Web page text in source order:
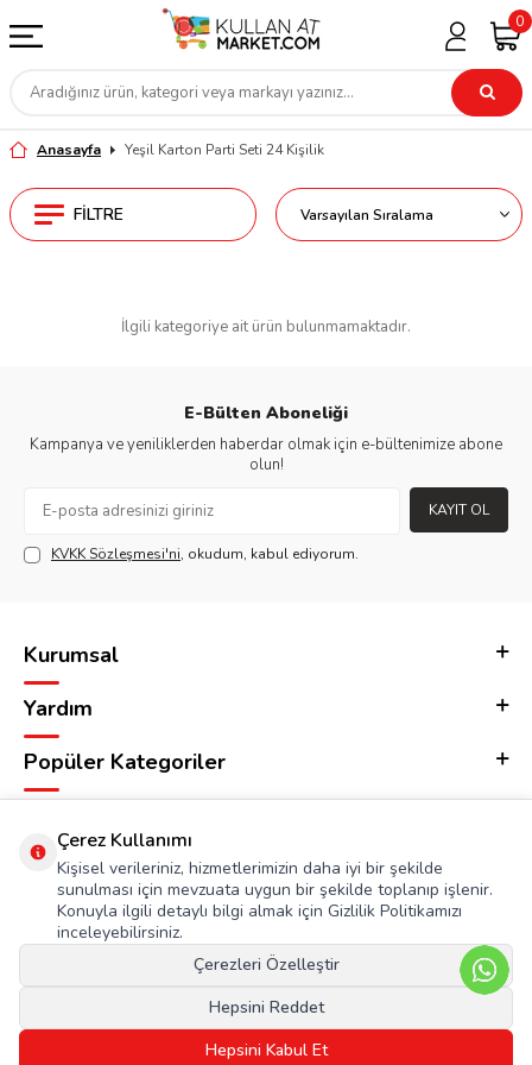
0
Anasayfa Yeşil Karton Parti Seti 24 Kişilik
FILTRE
İlgili kategoriye ait ürün bulunmamaktadır.
E-Bülten Aboneliği
Kampanya ve yeniliklerden haberdar olmak için e-bültenimize abone
olun!
KAYIT OL
KVKK Sözleşmesi'ni, okudum, kabul ediyorum.
Kurumsal
Yardım
Popüler Kategoriler
Çerez Kullanımı
Kişisel verileriniz, hizmetlerimizin daha iyi bir şekilde
sunulması için mevzuata uygun bir şekilde toplanıp işlenir.
Konuyla ilgili detaylı bilgi almak için Gizlilik Politikamızı
inceleyebilirsiniz.
Çerezleri Özelleştir
Hepsini Reddet
Hepsini Kabul Et